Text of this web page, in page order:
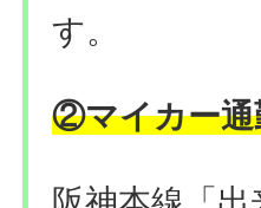
す。
②マイカー通